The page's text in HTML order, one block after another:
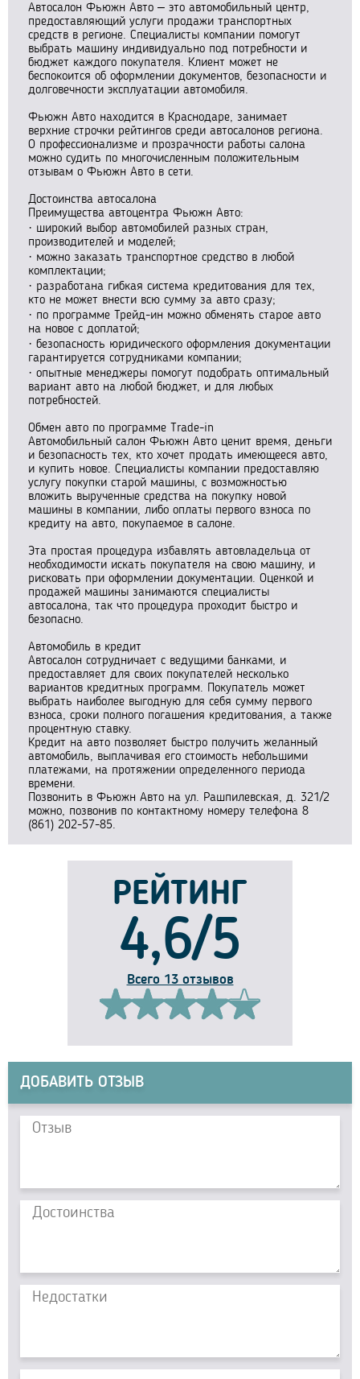
Автосалон Фьюжн Авто – это автомобильный центр,
предоставляющий услуги продажи транспортных
средств в регионе. Специалисты компании помогут
выбрать машину индивидуально под потребности и
бюджет каждого покупателя. Клиент может не
беспокоится об оформлении документов, безопасности и
долговечности эксплуатации автомобиля.
Фьюжн Авто находится в Краснодаре, занимает
верхние строчки рейтингов среди автосалонов региона.
О профессионализме и прозрачности работы салона
можно судить по многочисленным положительным
отзывам о Фьюжн Авто в сети.
Достоинства автосалона
Преимущества автоцентра Фьюжн Авто:
· широкий выбор автомобилей разных стран,
производителей и моделей;
· можно заказать транспортное средство в любой
комплектации;
· разработана гибкая система кредитования для тех,
кто не может внести всю сумму за авто сразу;
· по программе Трейд-ин можно обменять старое авто
на новое с доплатой;
· безопасность юридического оформления документации
гарантируется сотрудниками компании;
· опытные менеджеры помогут подобрать оптимальный
вариант авто на любой бюджет, и для любых
потребностей.
Обмен авто по программе Trade-in
Автомобильный салон Фьюжн Авто ценит время, деньги
и безопасность тех, кто хочет продать имеющееся авто,
и купить новое. Специалисты компании предоставляю
услугу покупки старой машины, с возможностью
вложить вырученные средства на покупку новой
машины в компании, либо оплаты первого взноса по
кредиту на авто, покупаемое в салоне.
Эта простая процедура избавлять автовладельца от
необходимости искать покупателя на свою машину, и
рисковать при оформлении документации. Оценкой и
продажей машины занимаются специалисты
автосалона, так что процедура проходит быстро и
безопасно.
Автомобиль в кредит
Автосалон сотрудничает с ведущими банками, и
предоставляет для своих покупателей несколько
вариантов кредитных программ. Покупатель может
выбрать наиболее выгодную для себя сумму первого
взноса, сроки полного погашения кредитования, а также
процентную ставку.
Кредит на авто позволяет быстро получить желанный
автомобиль, выплачивая его стоимость небольшими
платежами, на протяжении определенного периода
времени.
Позвонить в Фьюжн Авто на ул. Рашпилевская, д. 321/2
можно, позвонив по контактному номеру телефона 8
(861) 202-57-85.
РЕЙТИНГ
4,6/5
Всего 13 отзывов
ДОБАВИТЬ ОТЗЫВ